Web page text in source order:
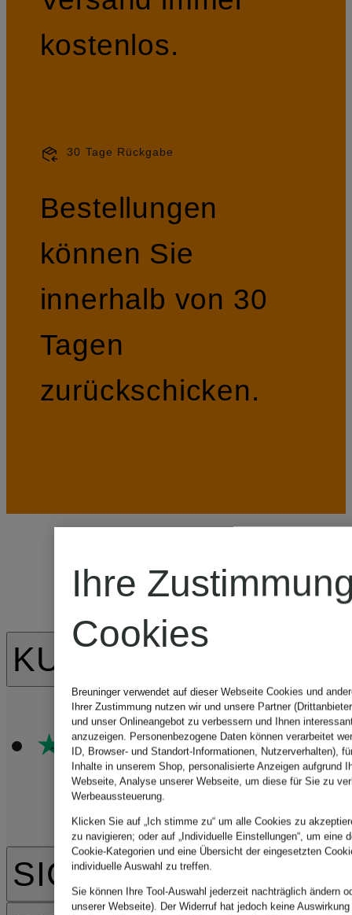
kostenlos.
30 Tage Rückgabe
Bestellungen
können Sie
innerhalb von 30
Tagen
zurückschicken.
SICHERHEIT
Ihre
Cookies
Breuninger verwendet auf dieser Webseite Cookies und
Ihrer Zustimmung nutzen wir und unsere Partner
und unser Onlineangebot zu verbessern und Ihnen
anzuzeigen. Personenbezogene Daten können verarbeitet
ID, Browser- und Standort-Informationen, Nutzerverhalten),
Inhalte in unserem Shop, personalisierte Anzeigen aufgrund
Webseite, Analyse unserer Webseite, um diese für Sie zu
Werbeaussteuerung.
Klicken Sie auf „Ich stimme zu“ um alle Cookies zu
zu navigieren; oder auf „Individuelle Einstellungen“, um eine
Cookie-Kategorien und eine Übersicht der eingesetzten
individuelle Auswahl zu treffen.
Sie können Ihre Tool-Auswahl jederzeit nachträglich ändern
unserer Webseite). Der Widerruf hat jedoch keine